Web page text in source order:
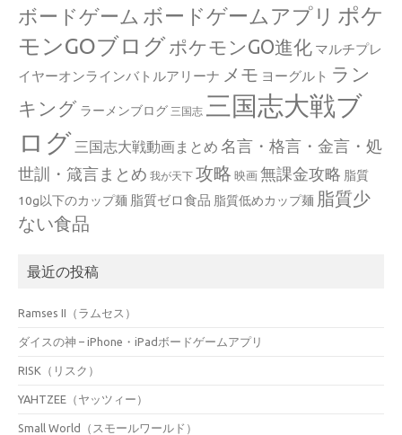
ボードゲーム ボードゲームアプリ ポケ
モンGOブログ ポケモンGO進化 マルチプレ
イヤーオンラインバトルアリーナ メモ ヨーグルト ラン
キング ラーメンブログ 三国志 三国志大戦ブ
ログ 三国志大戦動画まとめ 名言・格言・金言・処
世訓・箴言まとめ 我が天下 攻略 映画 無課金攻略 脂質
10g以下のカップ麺 脂質ゼロ食品 脂質低めカップ麺 脂質少
ない食品
最近の投稿
Ramses II（ラムセス）
ダイスの神 – iPhone・iPadボードゲームアプリ
RISK（リスク）
YAHTZEE（ヤッツィー）
Small World（スモールワールド）